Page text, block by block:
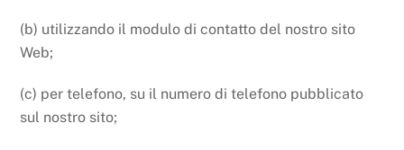
(b) utilizzando il modulo di contatto del nostro sito
Web;
(c) per telefono, su il numero di telefono pubblicato
sul nostro sito;